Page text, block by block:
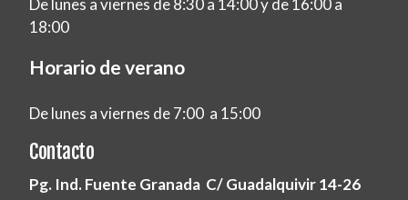
De lunes a viernes de 8:30 a 14:00 y de 16:00 a
18:00
Horario de verano
De lunes a viernes de 7:00 a 15:00
Contacto
Pg. Ind. Fuente Granada C/ Guadalquivir 14-26